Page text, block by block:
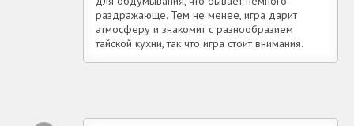
раздражающе. Тем не менее, игра дарит
атмосферу и знакомит с разнообразием
тайской кухни, так что игра стоит внимания.